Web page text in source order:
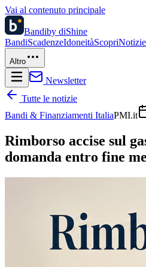
Vai al contenuto principale
Bandiby diShine
BandiScadenzeIdoneitàScopriNotizie
Altro
Newsletter
Tutte le notizie
Bandi & Finanziamenti ItaliaPMI.it
Rimborso accise sul
domanda entro fine